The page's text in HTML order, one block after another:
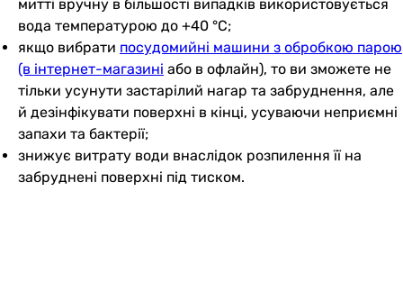
митті вручну в більшості випадків використовується
вода температурою до +40 °C;
якщо вибрати посудомийні машини з обробкою парою
(в інтернет-магазині або в офлайн), то ви зможете не
тільки усунути застарілий нагар та забруднення, але
й дезінфікувати поверхні в кінці, усуваючи неприємні
запахи та бактерії;
знижує витрату води внаслідок розпилення її на
забруднені поверхні під тиском.